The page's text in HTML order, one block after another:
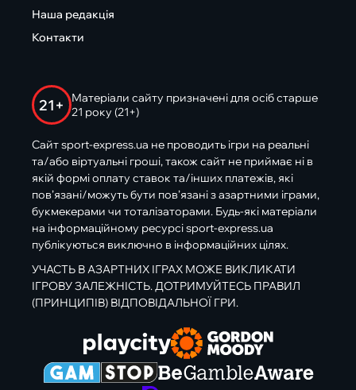
Наша редакція
Контакти
21+
Матеріали сайту призначені для осіб старше
21 року (21+)
Сайт sport-express.ua не проводить ігри на реальні
та/або віртуальні гроші, також сайт не приймає ні в
якій формі оплату ставок та/інших платежів, які
пов’язані/можуть бути пов’язані з азартними іграми,
букмекерами чи тоталізаторами. Будь-які матеріали
на інформаційному ресурсі sport-express.ua
публікуються виключно в інформаційних цілях.
УЧАСТЬ В АЗАРТНИХ ІГРАХ МОЖЕ ВИКЛИКАТИ
ІГРОВУ ЗАЛЕЖНІСТЬ. ДОТРИМУЙТЕСЬ ПРАВИЛ
(ПРИНЦИПІВ) ВІДПОВІДАЛЬНОЇ ГРИ.